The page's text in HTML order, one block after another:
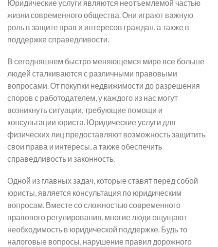
Юридические услуги являются неотъемлемой частью
жизни современного общества. Они играют важную
роль в защите прав и интересов граждан, а также в
поддержке справедливости.
В сегодняшнем быстро меняющемся мире все больше
людей сталкиваются с различными правовыми
вопросами. От покупки недвижимости до разрешения
споров с работодателем, у каждого из нас могут
возникнуть ситуации, требующие помощи и
консультации юриста. Юридические услуги для
физических лиц предоставляют возможность защитить
свои права и интересы, а также обеспечить
справедливость и законность.
Одной из главных задач, которые ставят перед собой
юристы, является консультация по юридическим
вопросам. Вместе со сложностью современного
правового регулирования, многие люди ощущают
необходимость в юридической поддержке. Будь то
налоговые вопросы, нарушение правил дорожного